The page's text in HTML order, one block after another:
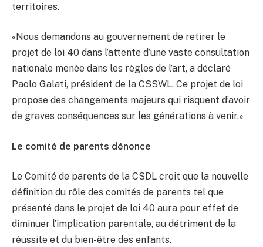
territoires.
«Nous demandons au gouvernement de retirer le
projet de loi 40 dans l’attente d’une vaste consultation
nationale menée dans les règles de l’art, a déclaré
Paolo Galati, président de la CSSWL. Ce projet de loi
propose des changements majeurs qui risquent d’avoir
de graves conséquences sur les générations à venir.»
Le comité de parents dénonce
Le Comité de parents de la CSDL croit que la nouvelle
définition du rôle des comités de parents tel que
présenté dans le projet de loi 40 aura pour effet de
diminuer l’implication parentale, au détriment de la
réussite et du bien-être des enfants.